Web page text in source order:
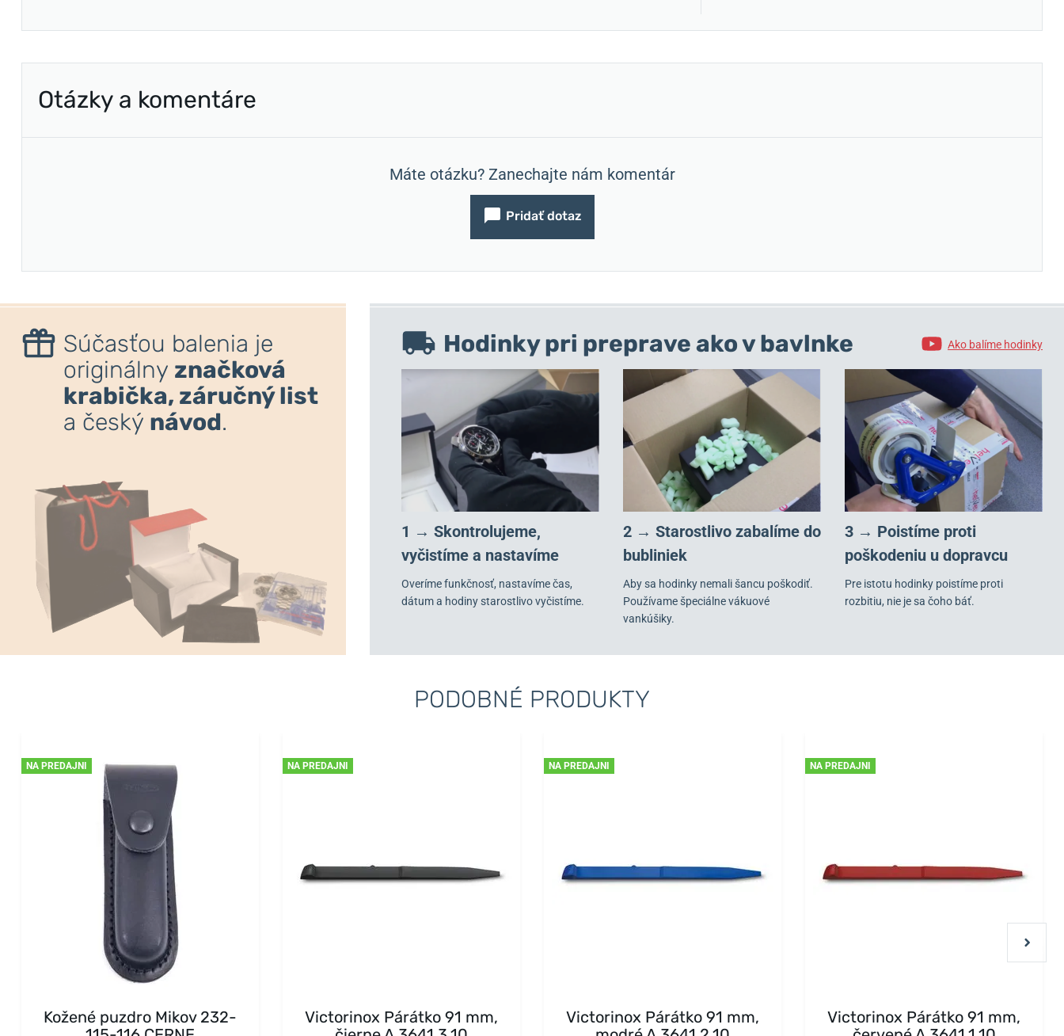
Otázky a komentáre
Máte otázku? Zanechajte nám komentár
Pridať dotaz
Súčasťou balenia je
originálny značková
krabička, záručný list
a český návod.
Ako balíme hodinky
Hodinky pri preprave ako v bavlnke
1 → Skontrolujeme,
vyčistíme a nastavíme
Overíme funkčnosť, nastavíme čas,
dátum a hodiny starostlivo vyčistíme.
2 → Starostlivo zabalíme do
bubliniek
Aby sa hodinky nemali šancu poškodiť.
Používame špeciálne vákuové
vankúšiky.
3 → Poistíme proti
poškodeniu u dopravcu
Pre istotu hodinky poistíme proti
rozbitiu, nie je sa čoho báť.
PODOBNÉ PRODUKTY
NA PREDAJNI
Kožené puzdro Mikov 232-
NA PREDAJNI
Victorinox Párátko 91 mm,
NA PREDAJNI
Victorinox Párátko 91 mm,
NA PREDAJNI
Victorinox Párátko 91 mm,